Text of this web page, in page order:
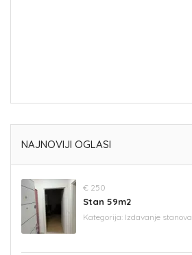
NAJNOVIJI OGLASI
€ 250
Stan 59m2
Kategorija: Izdavanje stanova